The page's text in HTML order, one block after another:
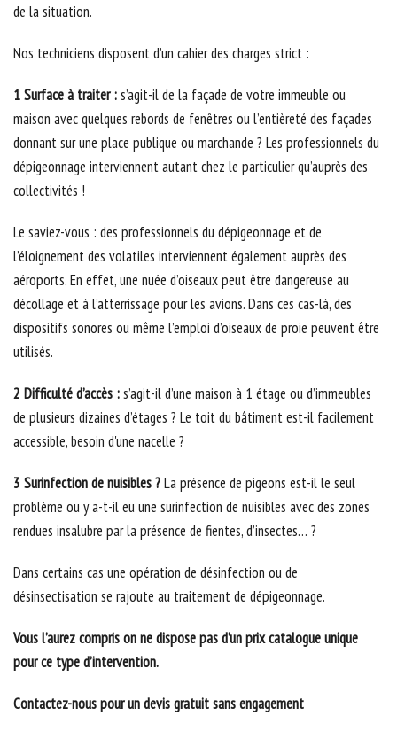
de la situation.
Nos techniciens disposent d’un cahier des charges strict :
1 Surface à traiter :s’agit-il de la façade de votre immeuble ou
maison avec quelques rebords de fenêtres ou l’entièreté des façades
donnant sur une place publique ou marchande ? Les professionnels du
dépigeonnage interviennent autant chez le particulier qu’auprès des
collectivités !
Le saviez-vous : des professionnels du dépigeonnage et de
l’éloignement des volatiles interviennent également auprès des
aéroports. En effet, une nuée d’oiseaux peut être dangereuse au
décollage et à l’atterrissage pour les avions. Dans ces cas-là, des
dispositifs sonores ou même l’emploi d’oiseaux de proie peuvent être
utilisés.
2 Difficulté d’accès :s’agit-il d’une maison à 1 étage ou d’immeubles
de plusieurs dizaines d’étages ? Le toit du bâtiment est-il facilement
accessible, besoin d'une nacelle ?
3 Surinfection de nuisibles ?La présence de pigeons est-il le seul
problème ou y a-t-il eu une surinfection de nuisibles avec des zones
rendues insalubre par la présence de fientes, d’insectes… ?
Dans certains cas une opération de désinfection ou de
désinsectisation se rajoute au traitement de dépigeonnage.
Vous l’aurez compris on ne dispose pas d’un prix catalogue unique
pour ce type d’intervention.
Contactez-nous pour un devis gratuit sans engagement